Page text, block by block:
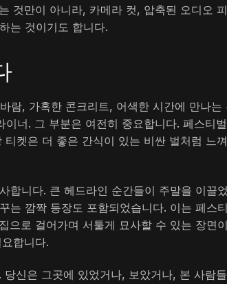
것만이 아니라, 카메라 컷, 압축된 오디오
는 것이기도 합니다.
람, 가혹한 콘크리트, 어색한 시간에 만나는
너. 그 부분은 여전히 중요합니다. 페스티
켓은 더 좋은 간식이 있는 비싼 벌처럼 느
합니다. 큰 헤드라인 순간들이 주말을 이끌
는 깜짝 등장도 포함되었습니다. 이는 페스
으로 걸어가며 서툴게 묘사할 수 있는 장면
합니다.
신은 그곳에 있었거나, 보았거나, 본 사람